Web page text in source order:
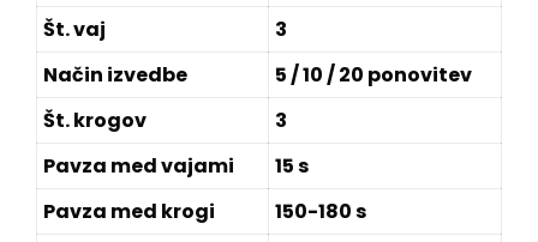
Št. vaj
3
Način izvedbe
5 / 10 / 20 ponovitev
Št. krogov
3
Pavza med vajami
15s
Pavza med krogi
150-180 s